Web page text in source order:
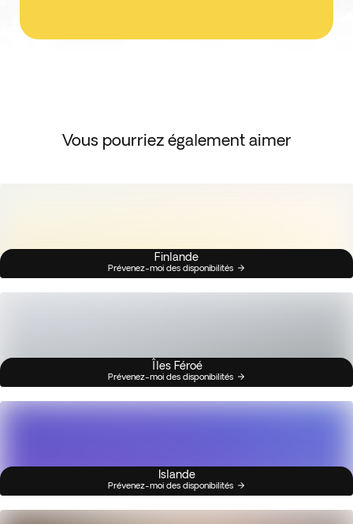
Vous pourriez également aimer
Finlande
Prévenez-moi des disponibilités
Îles Féroé
Prévenez-moi des disponibilités
Islande
Prévenez-moi des disponibilités